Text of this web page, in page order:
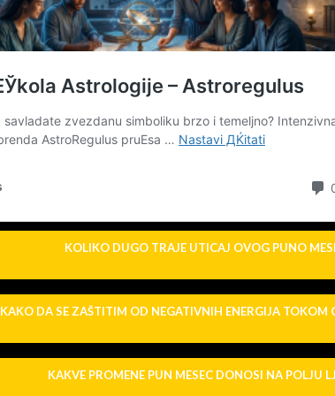
KOLIKO DUGO TRAJE UTICAJ OVOG PUNO
KAKO DA SE ZAŠTITIM OD NEGATIVNIH ENERGIJA TOKOM
KAKVE PROMENE PUN MESEC DONOSI NA POLJU